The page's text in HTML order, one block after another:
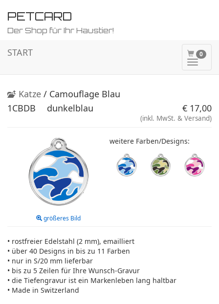
PETCARD
Der Shop für Ihr Haustier!
0
ein-/
START
Katze / Camouflage Blau
1CBDB
dunkelblau € 17,00
(inkl. MwSt. & Versand)
größeres Bild
weitere Farben/Designs:
• rostfreier Edelstahl (2 mm), emailliert
• über 40 Designs in bis zu 11 Farben
• nur in S/20 mm lieferbar
• bis zu 5 Zeilen für Ihre Wunsch-Gravur
• die Tiefengravur ist ein Markenleben lang haltbar
• Made in Switzerland